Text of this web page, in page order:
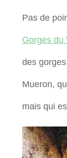
Pas de
Gorges du
des
Mueron,
mais qui